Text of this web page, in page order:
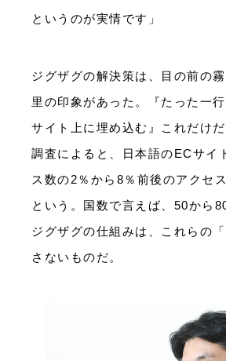
というのが実情です」
ジグザグの解決策は、目の前の
里の印象があった。『たった一
サイト上に埋め込む』これだけだ
調査によると、日本語のECサイ
ス数の2％から8％前後のアクセ
という。国数で言えば、50から
ジグザグの仕組みは、これらの
さないものだ。